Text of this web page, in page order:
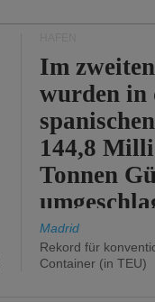
Im
wurden in
144,8
Tonnen
%).
Madrid
Rekord für
Container (in TEU)